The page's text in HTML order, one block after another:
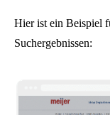
Hier ist ein Beispiel
Suchergebnissen: